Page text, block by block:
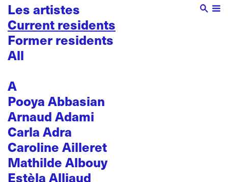
Les artistes
Current residents
Former residents
All
A
Pooya Abbasian
Arnaud Adami
Carla Adra
Caroline Ailleret
Mathilde Albouy
Estèla Alliaud